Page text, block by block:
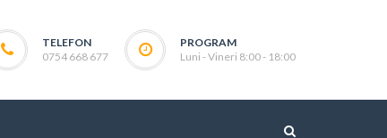
TELEFON
0754 668 677
PROGRAM
Luni - Vineri 8:00 - 18:00